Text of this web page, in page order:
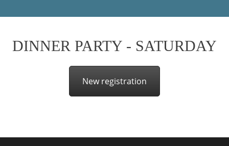
DINNER PARTY - SATURDAY
New registration